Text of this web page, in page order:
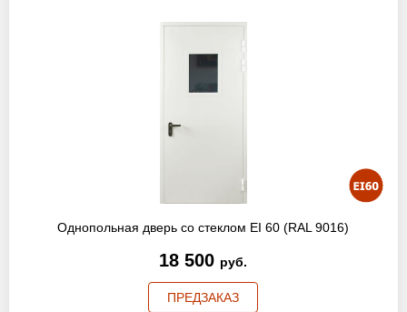
Однопольная дверь со стеклом EI 60 (RAL 9016)
18 500 руб.
ПРЕДЗАКАЗ